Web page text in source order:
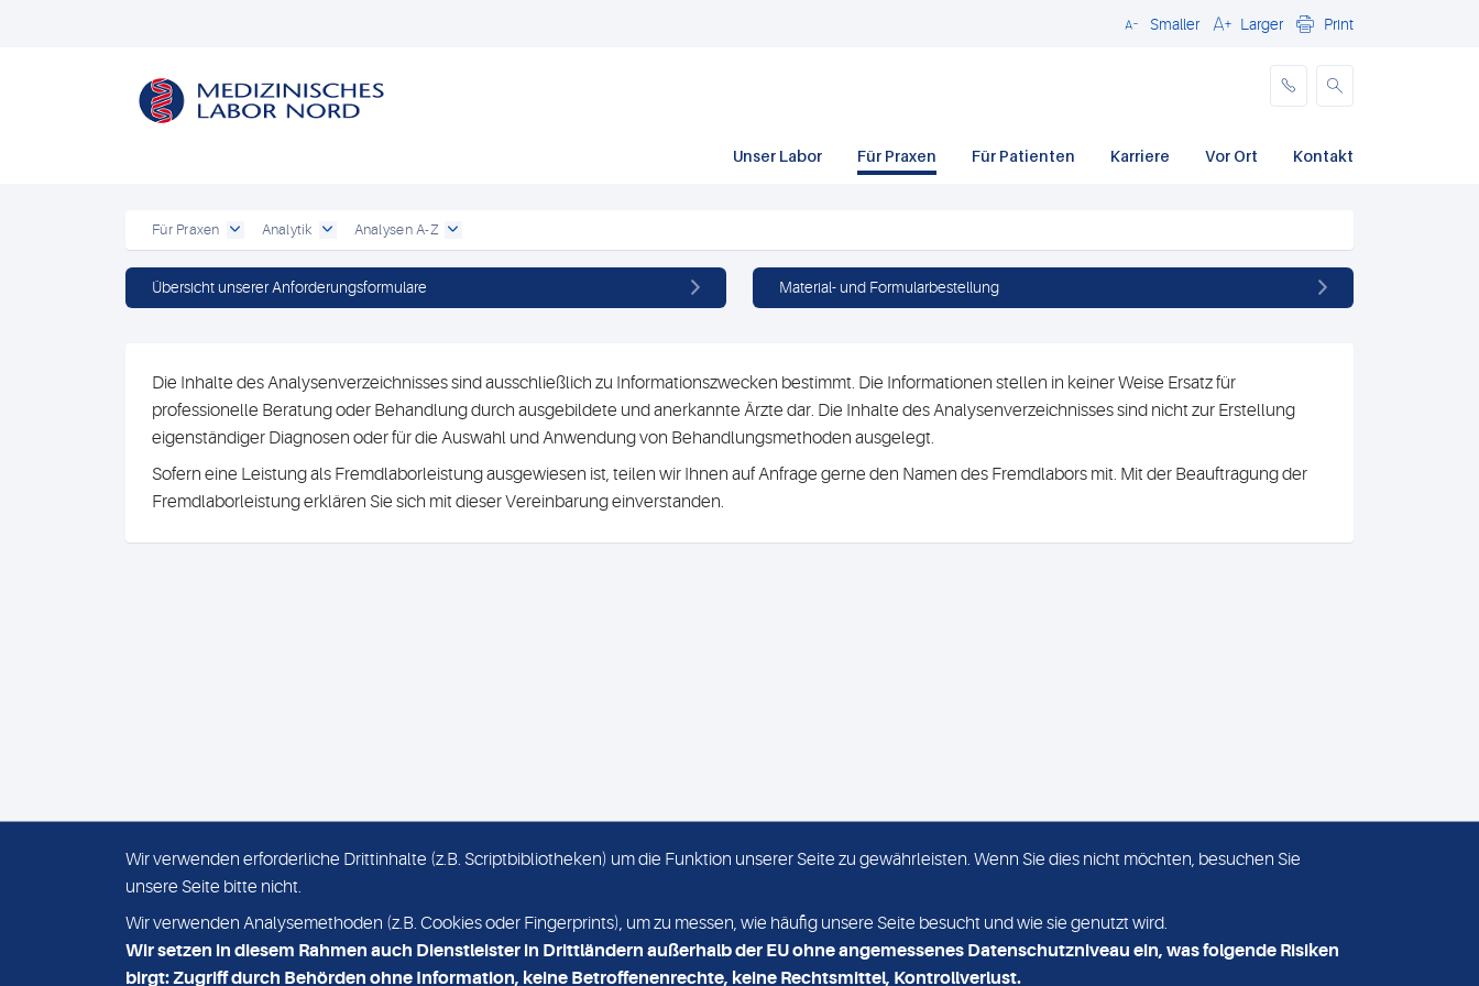
SchließenSmaller Larger Print
Unser Labor Für Praxen Für Patienten Karriere Vor Ort Kontakt
Für Praxen Analytik Analysen A-Z
Übersicht unserer Anforderungsformulare Material- und Formularbestellung
Die Inhalte des Analysenverzeichnisses sind ausschließlich zu Informationszwecken bestimmt. Die Informationen stellen in keiner Weise Ersatz für
professionelle Beratung oder Behandlung durch ausgebildete und anerkannte Ärzte dar. Die Inhalte des Analysenverzeichnisses sind nicht zur Erstellung
eigenständiger Diagnosen oder für die Auswahl und Anwendung von Behandlungsmethoden ausgelegt.
Sofern eine Leistung als Fremdlaborleistung ausgewiesen ist, teilen wir Ihnen auf Anfrage gerne den Namen des Fremdlabors mit. Mit der Beauftragung der
Fremdlaborleistung erklären Sie sich mit dieser Vereinbarung einverstanden.
IMPRESSUM
MVZ Medizinisches Labor
Nord MLN GmbH
Wir verwenden erforderliche Drittinhalte (z.B. Scriptbibliotheken) um die Funktion unserer Seite zu gewährleisten. Wenn Sie dies nicht möchten, besuchen Sie
unsere Seite bitte nicht.
Wir verwenden Analysemethoden (z.B. Cookies oder Fingerprints), um zu messen, wie häufig unsere Seite besucht und wie sie genutzt wird.
Wir setzen in diesem Rahmen auch Dienstleister in Drittländern außerhalb der EU ohne angemessenes Datenschutzniveau ein, was folgende Risiken
birgt: Zugriff durch Behörden ohne Information, keine Betroffenenrechte, keine Rechtsmittel, Kontrollverlust.